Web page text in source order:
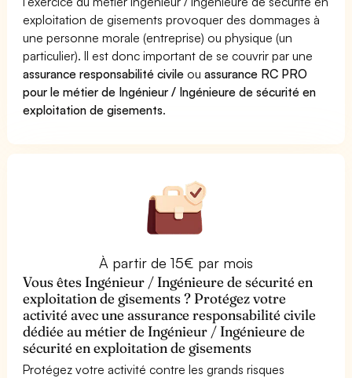
exploitation de gisements provoquer des dommages à
une personne morale (entreprise) ou physique (un
particulier). Il est donc important de se couvrir par une
assurance responsabilité civile ouassurance RC PRO
pour le métier de Ingénieur / Ingénieure de sécurité en
exploitation de gisements.
À partir de 15€ par mois
Vous êtes Ingénieur / Ingénieure de sécurité en
exploitation de gisements ? Protégez votre
activité avec une assurance responsabilité civile
dédiée au métier de Ingénieur / Ingénieure de
sécurité en exploitation de gisements
Protégez votre activité contre les grands risques